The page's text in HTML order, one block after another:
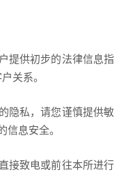
提供初步的法律信息指
关系。
隐私，请您谨慎提供敏
息安全。
接致电或前往本所进行